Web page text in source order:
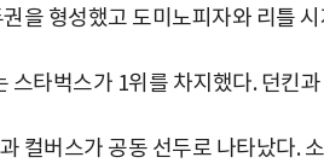
을 형성했고 도미노피자와 리틀
스타벅스가 1위를 차지했다. 던킨
컬버스가 공동 선두로 나타났다.